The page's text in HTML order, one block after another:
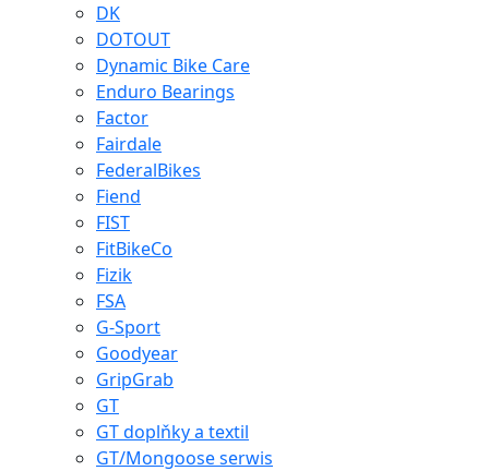
DK
DOTOUT
Dynamic Bike Care
Enduro Bearings
Factor
Fairdale
FederalBikes
Fiend
FIST
FitBikeCo
Fizik
FSA
G-Sport
Goodyear
GripGrab
GT
GT doplňky a textil
GT/Mongoose serwis